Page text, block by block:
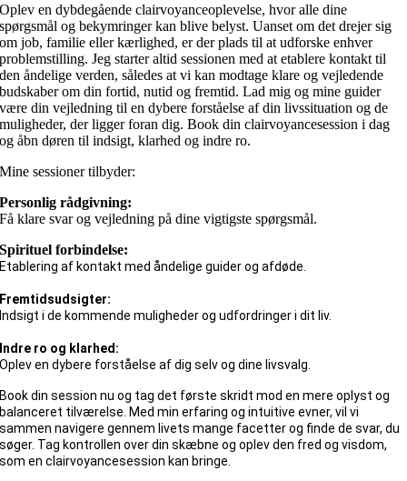
Oplev en dybdegående clairvoyanceoplevelse, hvor alle dine
spørgsmål og bekymringer kan blive belyst. Uanset om det drejer sig
om job, familie eller kærlighed, er der plads til at udforske enhver
problemstilling. Jeg starter altid sessionen med at etablere kontakt til
den åndelige verden, således at vi kan modtage klare og vejledende
budskaber om din fortid, nutid og fremtid. Lad mig og mine guider
være din vejledning til en dybere forståelse af din livssituation og de
muligheder, der ligger foran dig. Book din clairvoyancesession i dag
og åbn døren til indsigt, klarhed og indre ro.
Mine sessioner tilbyder:
Personlig rådgivning:
Få klare svar og vejledning på dine vigtigste spørgsmål.
Spirituel forbindelse:
Etablering af kontakt med åndelige guider og afdøde.
Fremtidsudsigter:
Indsigt i de kommende muligheder og udfordringer i dit liv.
Indre ro og klarhed:
Oplev en dybere forståelse af dig selv og dine livsvalg.
Book din session nu og tag det første skridt mod en mere oplyst og
balanceret tilværelse. Med min erfaring og intuitive evner, vil vi
sammen navigere gennem livets mange facetter og finde de svar, du
søger. Tag kontrollen over din skæbne og oplev den fred og visdom,
som en clairvoyancesession kan bringe.